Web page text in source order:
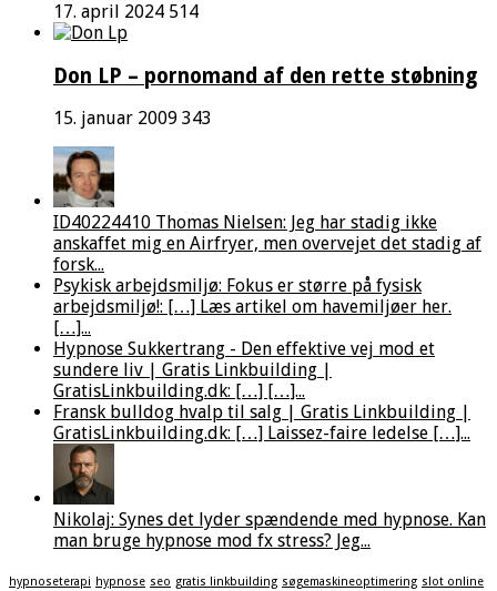
17. april 2024 514
Don LP – pornomand af den rette støbning
15. januar 2009 343
ID40224410 Thomas Nielsen: Jeg har stadig ikke
anskaffet mig en Airfryer, men overvejet det stadig af
forsk...
Psykisk arbejdsmiljø: Fokus er større på fysisk
arbejdsmiljø!: […] Læs artikel om havemiljøer her.
[…]...
Hypnose Sukkertrang - Den effektive vej mod et
sundere liv | Gratis Linkbuilding |
GratisLinkbuilding.dk: […] […]...
Fransk bulldog hvalp til salg | Gratis Linkbuilding |
GratisLinkbuilding.dk: […] Laissez-faire ledelse […]...
Nikolaj: Synes det lyder spændende med hypnose. Kan
man bruge hypnose mod fx stress? Jeg...
hypnoseterapi hypnose seo gratis linkbuilding søgemaskineoptimering slot online